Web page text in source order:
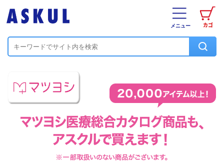
カゴ
メニュー